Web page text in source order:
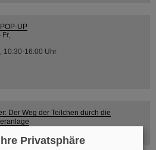
UP
10:30-16:00 Uhr
Der Weg der Teilchen durch die
Privatsphäre